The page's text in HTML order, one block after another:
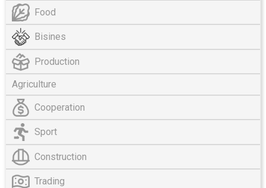
Food
Bisines
Production
Agriculture
Cooperation
Sport
Construction
Trading